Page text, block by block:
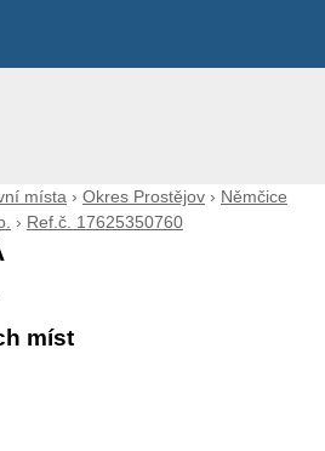
místa › Okres Prostějov › Němčice
› Ref.č. 17625350760
míst